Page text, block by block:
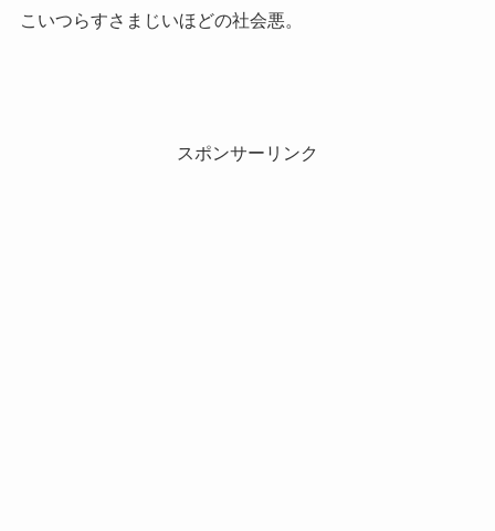
こいつらすさまじいほどの社会悪。
スポンサーリンク